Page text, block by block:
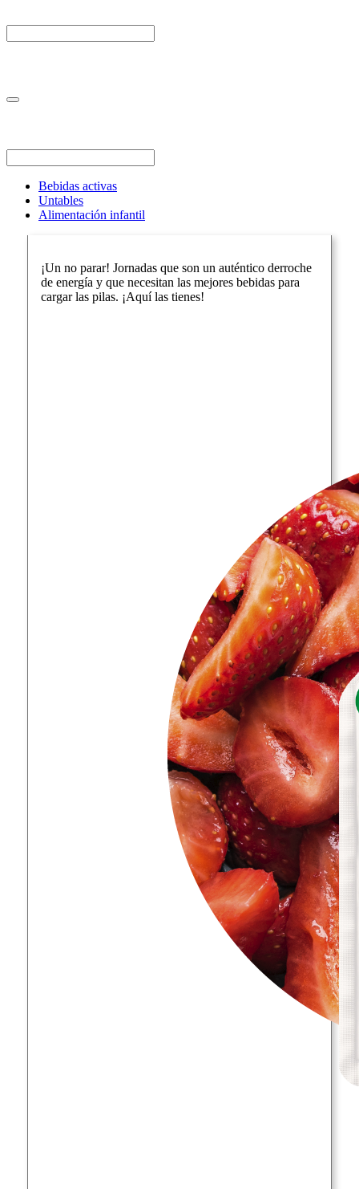
Bebidas activas
Untables
Alimentación infantil
¡Un no parar! Jornadas que son un auténtico derroche
de energía y que necesitan las mejores bebidas para
cargar las pilas. ¡Aquí las tienes!